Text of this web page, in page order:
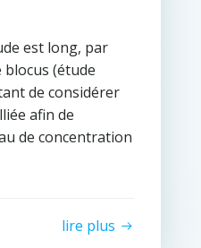
est long, par
blocus (étude
de considérer
afin de
de concentration
lire plus